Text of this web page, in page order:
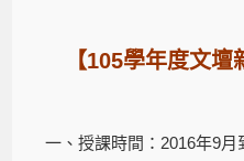
【105學年度文壇
一、授課時間：2016年9月